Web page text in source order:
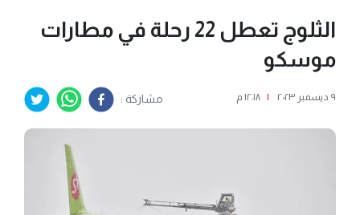
الثلوج تعطل 22 رحلة في مطارات
موسكو
٩ ديسمبر ٢٠٢٣ | ١٢:١٨ م مشاركة :